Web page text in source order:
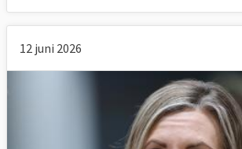
12 juni 2026